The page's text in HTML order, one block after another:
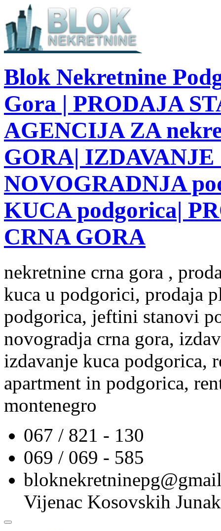
Blok Nekretnine
Gora | PRODAJA
AGENCIJA ZA
GORA| IZDAVANJE
NOVOGRADNJA
KUCA podgorica|
CRNA GORA
nekretnine crna gora ,
kuca u podgorici, prodaja
podgorica, jeftini stanovi
novogradja crna gora,
izdavanje kuca podgorica,
apartment in podgorica,
montenegro
067 / 821 - 130
069 / 069 - 585
Vijenac Kosovskih